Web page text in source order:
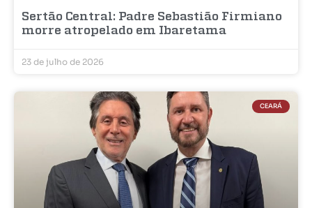
Sertão Central: Padre Sebastião Firmiano
morre atropelado em Ibaretama
23 de julho de 2026
CEARÁ